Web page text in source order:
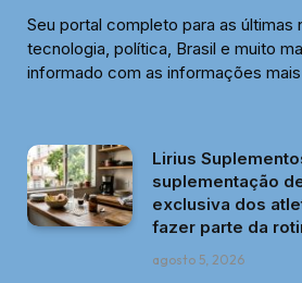
Seu portal completo para as últimas
tecnologia, política, Brasil e muito
informado com as informações
Lirius
suplementação
exclusiva dos
fazer parte da
agosto 5, 2026